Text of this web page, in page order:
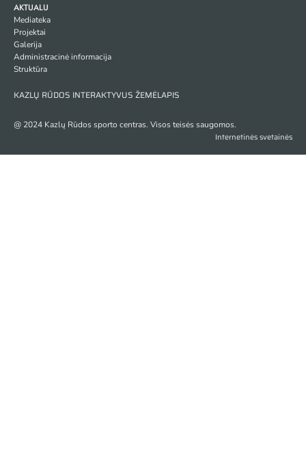
AKTUALU
Mediateka
Projektai
Galerija
Administracinė informacija
Struktūra
KAZLŲ RŪDOS INTERAKTYVUS ŽEMĖLAPIS
@ 2024 Kazlų Rūdos sporto centras. Visos teisės saugomos.
Internetinės svetainės